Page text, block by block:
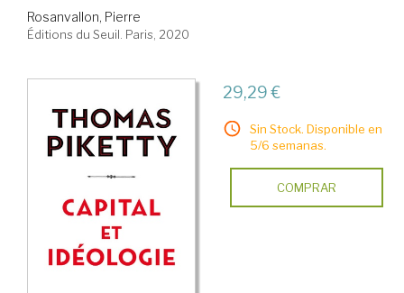
Rosanvallon, Pierre
Éditions du Seuil. Paris, 2020
29,29 €
Sin Stock. Disponible en
5/6 semanas.
COMPRAR